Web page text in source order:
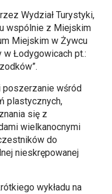
Wydział Turystyki,
wspólnie z Miejskim
Miejskim w Żywcu
w Łodygowicach pt.:
poszerzanie wśród
plastycznych,
się z
wielkanocnymi
do
nieskrępowanej
wykładu na